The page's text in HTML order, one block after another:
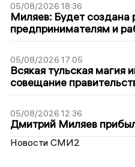
05/08/2026 18:36
Миляев: Будет создана
предпринимателям и
05/08/2026 17:05
Всякая тульская магия
совещание
05/08/2026 12:36
Дмитрий Миляев
Новости СМИ2